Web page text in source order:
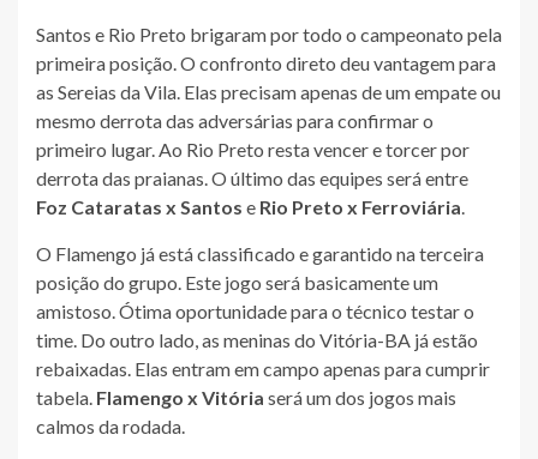
Santos e Rio Preto brigaram por todo o campeonato pela
primeira posição. O confronto direto deu vantagem para
as Sereias da Vila. Elas precisam apenas de um empate ou
mesmo derrota das adversárias para confirmar o
primeiro lugar. Ao Rio Preto resta vencer e torcer por
derrota das praianas. O último das equipes será entre
Foz Cataratas x Santos e Rio Preto x Ferroviária.
O Flamengo já está classificado e garantido na terceira
posição do grupo. Este jogo será basicamente um
amistoso. Ótima oportunidade para o técnico testar o
time. Do outro lado, as meninas do Vitória-BA já estão
rebaixadas. Elas entram em campo apenas para cumprir
tabela. Flamengo x Vitória será um dos jogos mais
calmos da rodada.